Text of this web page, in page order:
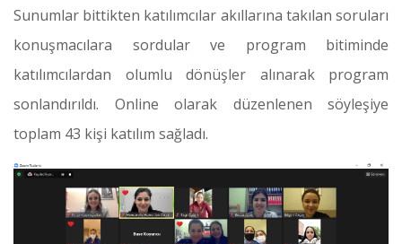
Sunumlar bittikten katılımcılar akıllarına takılan soruları
konuşmacılara sordular ve program bitiminde
katılımcılardan olumlu dönüşler alınarak program
sonlandırıldı. Online olarak düzenlenen söyleşiye
toplam 43 kişi katılım sağladı.